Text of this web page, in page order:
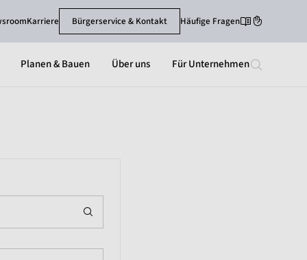
Karriere Bürgerservice & Kontakt Häufige FragenLeichte Sprache
Planen & Bauen Über uns Für Unternehmen